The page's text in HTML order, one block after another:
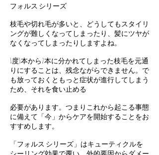
フォルス シリーズ
枝毛や切れ毛が多いと、どうしてもスタイリ
ングが難しくなってしまったり、髪にツヤが
なくなってしまったりしますよね。
1度1本から2本に分かれてしまった枝毛を元通
りにすることは、残念ながらできません。で
も放っておくともっと症状が進行してしまう
ため、それを食い止める
必要があります。つまりこれから起こる事態
に備えて「今」からケアを開始することをお
すすめします。
「フォルス シリーズ」はキューティクルを
シーリング効果で覆い、外的要因からダメー